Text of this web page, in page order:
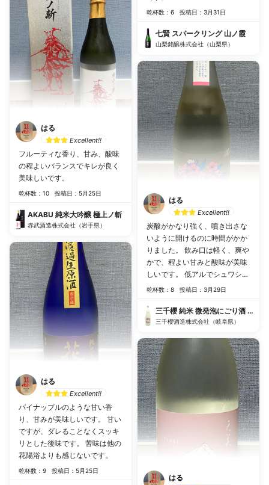
はる
Excellent!!
フルーティな香り、甘み、酸味
の程よいバランスでキレが良く
美味しいです。
乾杯数：10 投稿日：5月25日
AKABU 純米大吟醸 極上ノ斬
赤武酒造株式会社（岩手県）
はる
Excellent!!
パイナップルのような甘い香
り、甘みが美味しいです。 甘い
ですが、ダレることなくスッキ
リとした後味です。 苦味は他の
花陽浴よりも感じないです。
乾杯数：9 投稿日：5月25日
乾杯数：6 投稿日：3月31日
七賢 スパークリング 山ノ霞
山梨銘醸株式会社（山梨県）
はる
Excellent!!
炭酸がかなり強く、噴き出さな
いように開けるのに時間がかか
りました。 飲み口は軽く、爽や
かで、程よい甘みと酸味が美味
しいです。 低アルでシュワシュ
ワと心地よく、飲み過ぎてしま
乾杯数：8 投稿日：3月29日
三千櫻 純米 微発泡にごり酒 さく
三千櫻酒造株式会社（岐阜県）
はる